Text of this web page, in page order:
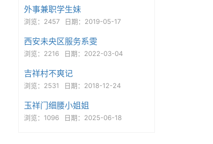
外事兼职学生妹
浏览：2457 日期：2019-05-17
西安未央区服务系雯
浏览：2216 日期：2022-03-04
吉祥村不爽记
浏览：2531 日期：2018-12-24
玉祥门细腰小姐姐
浏览：1096 日期：2025-06-18